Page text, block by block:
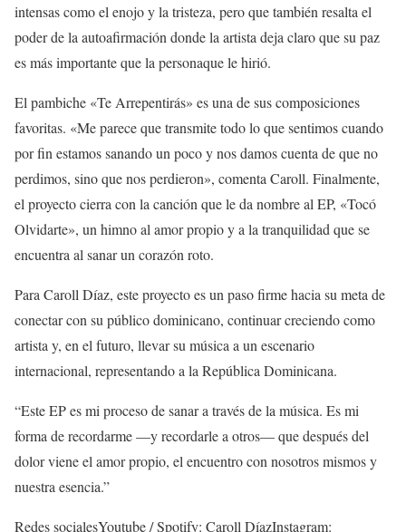
intensas como el enojo y la tristeza, pero que también resalta el
poder de la autoafirmación donde la artista deja claro que su paz
es más importante que la personaque le hirió.
El pambiche «Te Arrepentirás» es una de sus composiciones
favoritas. «Me parece que transmite todo lo que sentimos cuando
por fin estamos sanando un poco y nos damos cuenta de que no
perdimos, sino que nos perdieron», comenta Caroll. Finalmente,
el proyecto cierra con la canción que le da nombre al EP, «Tocó
Olvidarte», un himno al amor propio y a la tranquilidad que se
encuentra al sanar un corazón roto.
Para Caroll Díaz, este proyecto es un paso firme hacia su meta de
conectar con su público dominicano, continuar creciendo como
artista y, en el futuro, llevar su música a un escenario
internacional, representando a la República Dominicana.
“Este EP es mi proceso de sanar a través de la música. Es mi
forma de recordarme —y recordarle a otros— que después del
dolor viene el amor propio, el encuentro con nosotros mismos y
nuestra esencia.”
Redes socialesYoutube / Spotify: Caroll DíazInstagram: